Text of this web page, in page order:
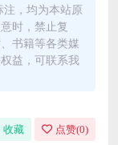
注，均为本站原
时，禁止复
书籍等各类媒
益，可联系我
收藏 点赞(0)